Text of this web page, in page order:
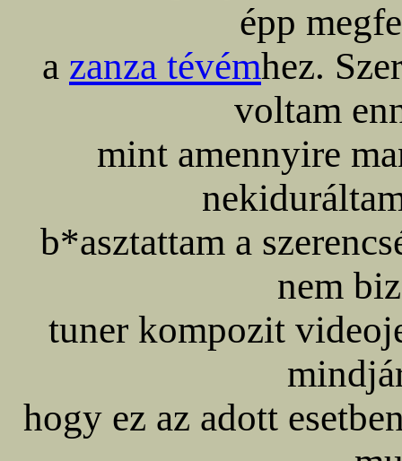
épp
a zanza tévémhez.
voltam
mint amennyire
b*asztattam a
nem
tuner kompozit
hogy ez az adott